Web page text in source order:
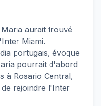
aurait trouvé
Miami.
portugais, évoque
pourrait d'abord
à Rosario Central,
rejoindre l'Inter